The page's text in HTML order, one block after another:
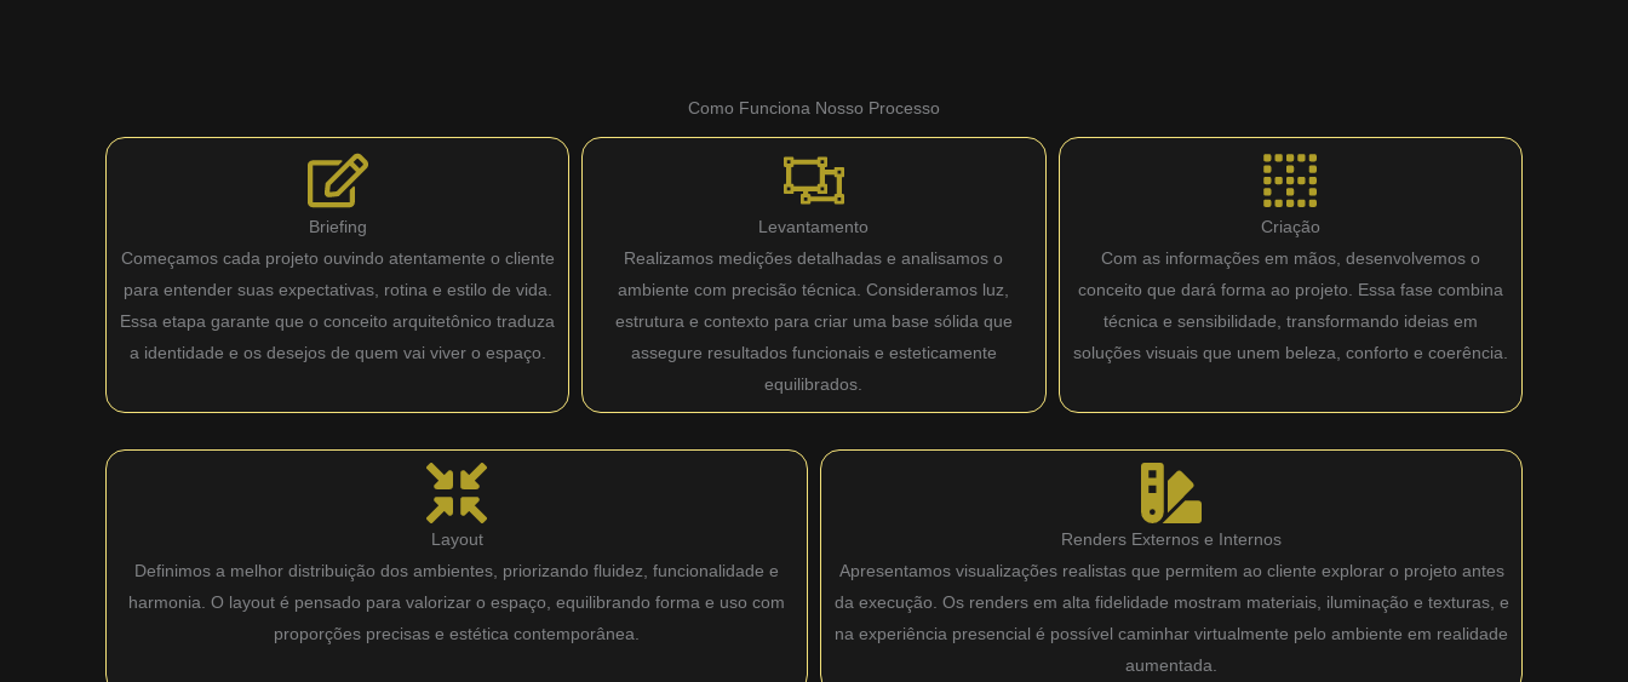
Como Funciona Nosso Processo
Briefing
Começamos cada projeto ouvindo atentamente o cliente
para entender suas expectativas, rotina e estilo de vida.
Essa etapa garante que o conceito arquitetônico traduza
a identidade e os desejos de quem vai viver o espaço.
Levantamento
Realizamos medições detalhadas e analisamos o
ambiente com precisão técnica. Consideramos luz,
estrutura e contexto para criar uma base sólida que
assegure resultados funcionais e esteticamente
equilibrados.
Criação
Com as informações em mãos, desenvolvemos o
conceito que dará forma ao projeto. Essa fase combina
técnica e sensibilidade, transformando ideias em
soluções visuais que unem beleza, conforto e coerência.
Layout
Definimos a melhor distribuição dos ambientes, priorizando fluidez, funcionalidade e
harmonia. O layout é pensado para valorizar o espaço, equilibrando forma e uso com
proporções precisas e estética contemporânea.
Renders Externos e Internos
Apresentamos visualizações realistas que permitem ao cliente explorar o projeto antes
da execução. Os renders em alta fidelidade mostram materiais, iluminação e texturas, e
na experiência presencial é possível caminhar virtualmente pelo ambiente em realidade
aumentada.